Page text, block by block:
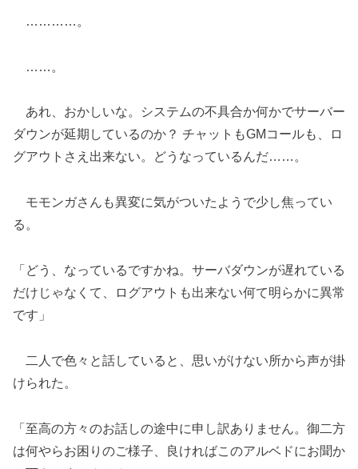
…………。
……。
あれ、おかしいな。システムの不具合か何かでサーバー
ダウンが延期しているのか？ チャットもGMコールも、ロ
グアウトさえ出来ない。どうなっているんだ……。
モモンガさんも異変に気がついたようで少し焦ってい
る。
「どう、なっているですかね。サーバダウンが遅れている
だけじゃなくて、ログアウトも出来ない何て明らかに異常
です」
二人で色々と話していると、思いがけない所から声が掛
けられた。
「至高の方々のお話しの途中に申し訳ありません。御二方
は何やらお困りのご様子、良ければこのアルベドにお聞か